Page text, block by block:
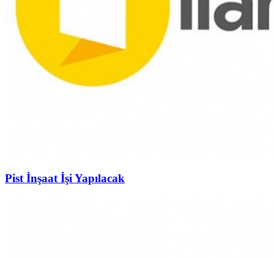
Pist İnşaat İşi Yapılacak